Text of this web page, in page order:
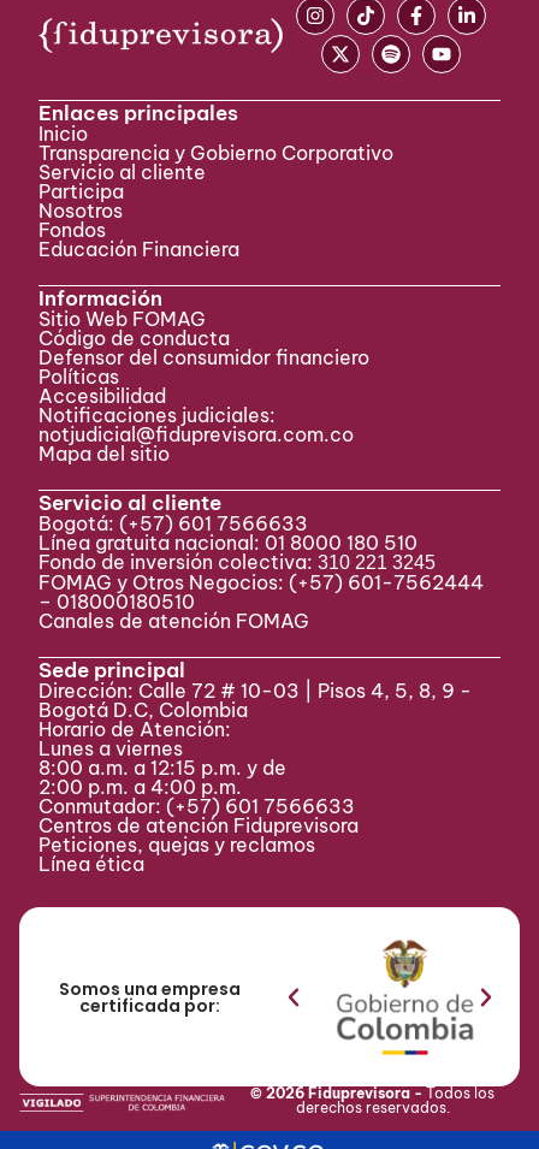
Enlaces principales
Inicio
Transparencia y Gobierno Corporativo
Servicio al cliente
Participa ​
Nosotros
Fondos
Educación Financiera
Información
Sitio Web FOMAG
Código de conducta
Defensor del consumidor financiero
Políticas
Accesibilidad
Notificaciones judiciales:
notjudicial@fiduprevisora.com.co
Mapa del sitio
Servicio al cliente
Bogotá: (+57) 601 7566633
Línea gratuita nacional: 01 8000 180 510
Fondo de inversión colectiva:310 221 3245
FOMAG y Otros Negocios: (+57) 601-7562444
– 018000180510
Canales de atención FOMAG
Sede principal
Dirección: Calle 72 # 10-03 | Pisos 4, 5, 8, 9 -
Bogotá D.C, Colombia
Horario de Atención:
Lunes a viernes
8:00 a.m. a 12:15 p.m. y de
2:00 p.m. a 4:00 p.m.
Conmutador: (+57) 601 7566633
Centros de atención Fiduprevisora
Peticiones, quejas y reclamos
Línea ética
Somos una empresa
certificada por:
© 2026 Fiduprevisora -Todos los
derechos reservados.